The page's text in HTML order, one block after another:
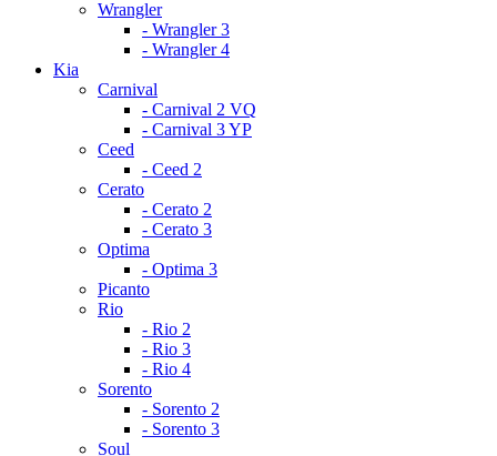
Wrangler
- Wrangler 3
- Wrangler 4
Kia
Carnival
- Carnival 2 VQ
- Carnival 3 YP
Ceed
- Ceed 2
Cerato
- Cerato 2
- Cerato 3
Optima
- Optima 3
Picanto
Rio
- Rio 2
- Rio 3
- Rio 4
Sorento
- Sorento 2
- Sorento 3
Soul